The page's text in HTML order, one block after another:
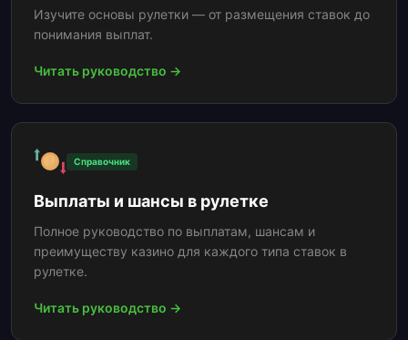
Изучите основы рулетки — от размещения ставок до
понимания выплат.
Читать руководство →
Справочник
Выплаты и шансы в рулетке
Полное руководство по выплатам, шансам и
преимуществу казино для каждого типа ставок в
рулетке.
Читать руководство →